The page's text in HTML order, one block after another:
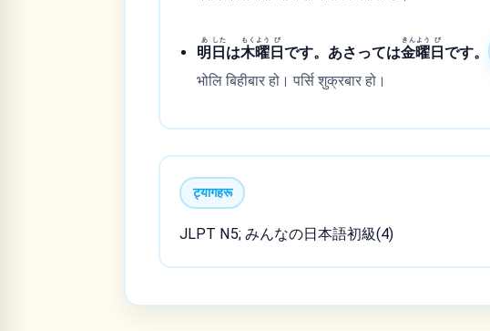
明
あ
日
した
は木
もく
曜
よう
日
び
です。あさっては金
きん
曜
よう
日
び
です。
भोलि बिहीबार हो। पर्सि शुक्रबार हो।
ट्यागहरू
JLPT N5; みんなの日本語初級(4)